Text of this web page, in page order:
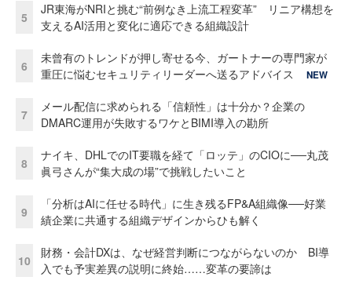
5
JR東海がNRIと挑む“前例なき上流工程変革” リニア構想を
支えるAI活用と変化に適応できる組織設計
6
未曾有のトレンドが押し寄せる今、ガートナーの専門家が
重圧に悩むセキュリティリーダーへ送るアドバイス
NEW
7
メール配信に求められる「信頼性」は十分か？企業の
DMARC運用が失敗するワケとBIMI導入の勘所
8
ナイキ、DHLでのIT要職を経て「ロッテ」のCIOに──丸茂
眞弓さんが“集大成の場”で挑戦したいこと
9
「分析はAIに任せる時代」に生き残るFP&A組織像──好業
績企業に共通する組織デザインからひも解く
10
財務・会計DXは、なぜ経営判断につながらないのか BI導
入でも予実差異の説明に終始……変革の要諦は